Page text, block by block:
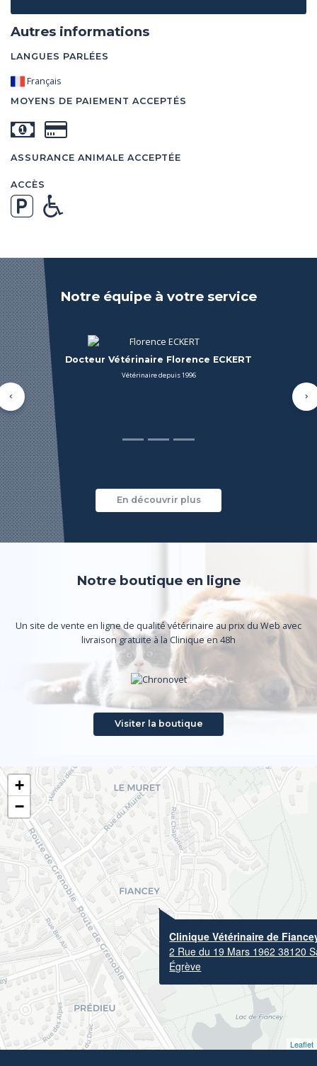
Autres informations
LANGUES PARLÉES
Français
MOYENS DE PAIEMENT ACCEPTÉS
ASSURANCE ANIMALE ACCEPTÉE
ACCÈS
Notre équipe à votre service
Docteur Vétérinaire Sylvie JOSSE
Précédent
En découvrir plus
Notre boutique en ligne
Un site de vente en ligne de qualité vétérinaire au prix du Web avec
livraison gratuite à la Clinique en 48h
Visiter la boutique
Clinique Vétérinaire de
2 Rue du 19 Mars 1962 38120
Égrève
+
−
Leaflet